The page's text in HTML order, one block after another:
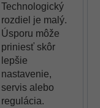
Technologický
rozdiel je malý.
Úsporu môže
priniesť skôr
lepšie
nastavenie,
servis alebo
regulácia.